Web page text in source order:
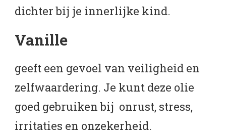
dichter bij je innerlijke kind.
Vanille
geeft een gevoel van veiligheid en
zelfwaardering. Je kunt deze olie
goed gebruiken bij onrust, stress,
irritaties en onzekerheid.